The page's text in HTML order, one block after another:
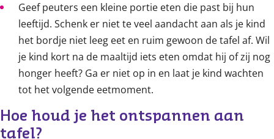
Geef peuters een kleine portie eten die past bij hun
leeftijd. Schenk er niet te veel aandacht aan als je kind
het bordje niet leeg eet en ruim gewoon de tafel af. Wil
je kind kort na de maaltijd iets eten omdat hij of zij nog
honger heeft? Ga er niet op in en laat je kind wachten
tot het volgende eetmoment.
Hoe houd je het ontspannen aan
tafel?